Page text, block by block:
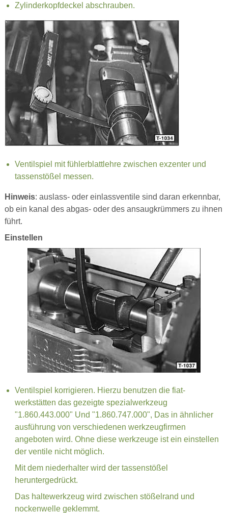
Zylinderkopfdeckel abschrauben.
Ventilspiel mit fühlerblattlehre zwischen exzenter und
tassenstößel messen.
Hinweis: auslass- oder einlassventile sind daran erkennbar,
ob ein kanal des abgas- oder des ansaugkrümmers zu ihnen
führt.
Einstellen
Ventilspiel korrigieren. Hierzu benutzen die fiat-
werkstätten das gezeigte spezialwerkzeug
"1.860.443.000" Und "1.860.747.000", Das in ähnlicher
ausführung von verschiedenen werkzeugfirmen
angeboten wird. Ohne diese werkzeuge ist ein einstellen
der ventile nicht möglich.
Mit dem niederhalter wird der tassenstößel
heruntergedrückt.
Das haltewerkzeug wird zwischen stößelrand und
nockenwelle geklemmt.